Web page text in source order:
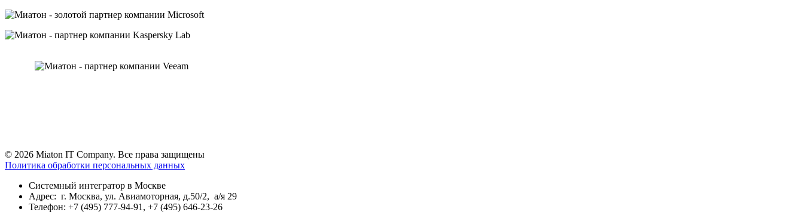
© 2026 Miaton IT Company. Все права защищены
Политика обработки персональных данных
Системный интегратор в Москве
Адрес: г. Москва, ул. Авиамоторная, д.50/2, а/я 29
Телефон: +7 (495) 777-94-91, +7 (495) 646-23-26